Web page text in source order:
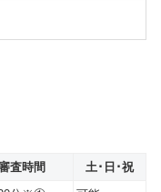
査時間
土･日･祝